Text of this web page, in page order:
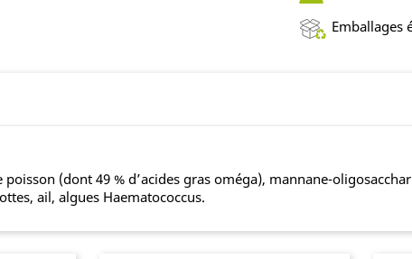
Emballages
(dont 49 % d’acides gras oméga), mannane-
ail, algues Haematococcus.